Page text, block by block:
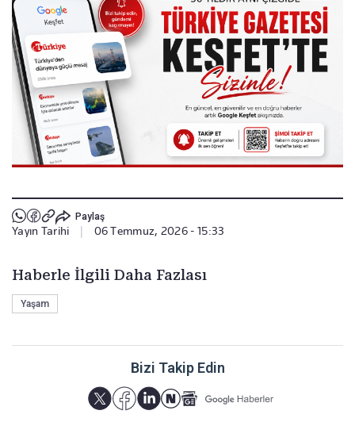
Paylaş
Yayın Tarihi 06 Temmuz, 2026 - 15:33
Haberle İlgili Daha Fazlası
Yaşam
Bizi Takip Edin